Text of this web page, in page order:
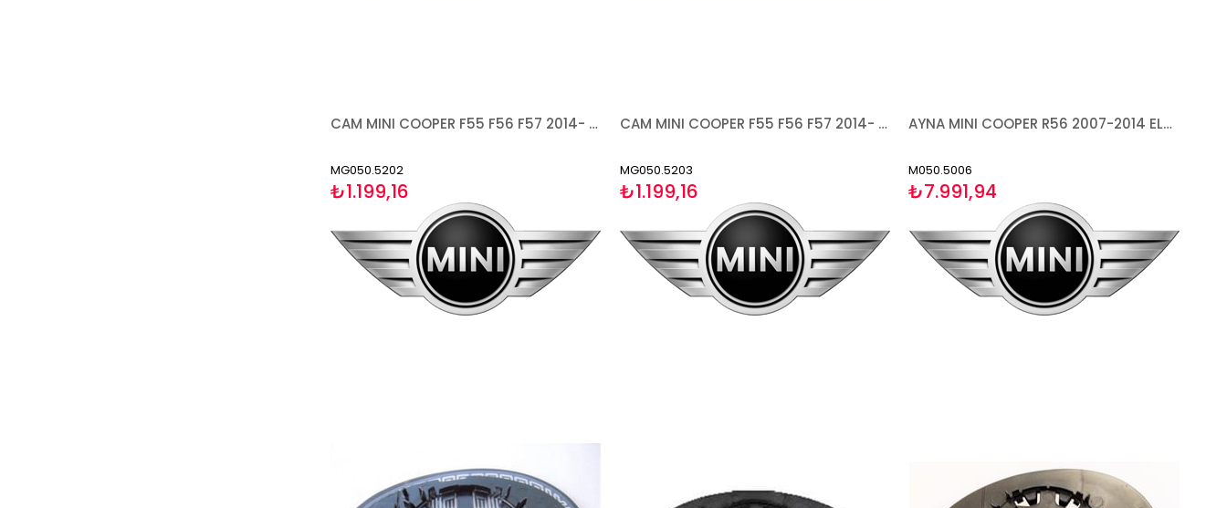
CAM MINI COOPER F55 F56 F57 2014- ISITMALI ASFERİK SOL
MG050.5202
₺1.199,16
CAM MINI COOPER F55 F56 F57 2014- ISITMALI SAĞ
MG050.5203
₺1.199,16
AYNA MINI COOPER R56 2007-2014 ELEKTRİKLİ ISITMALI ASTARLI ASFERİK SOL
M050.5006
₺7.991,94